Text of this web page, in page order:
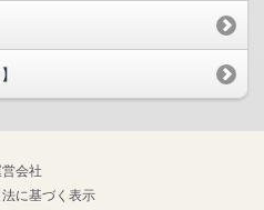
会社
に基づく表示